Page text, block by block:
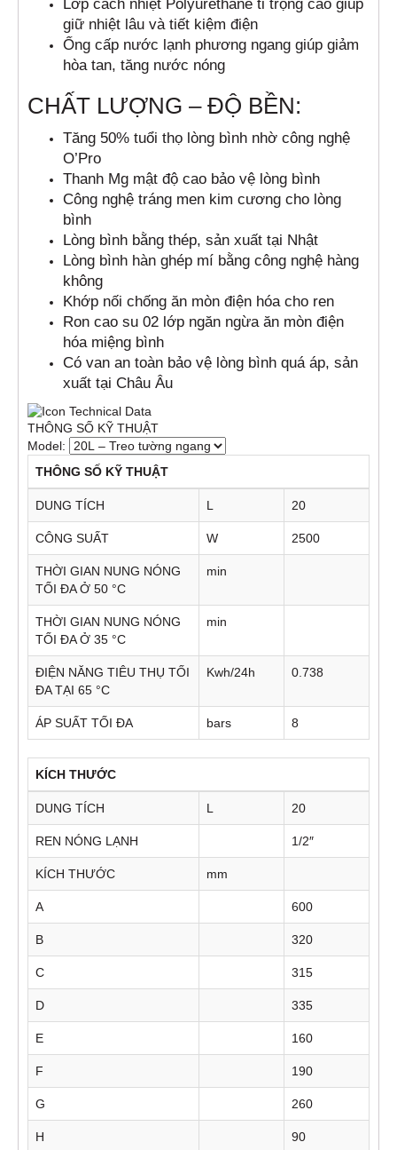
Lớp cách nhiệt Polyurethane tỉ trọng cao giúp
giữ nhiệt lâu và tiết kiệm điện
Ống cấp nước lạnh phương ngang giúp giảm
hòa tan, tăng nước nóng
CHẤT LƯỢNG – ĐỘ BỀN:
Tăng 50% tuổi thọ lòng bình nhờ công nghệ
O’Pro
Thanh Mg mật độ cao bảo vệ lòng bình
Công nghệ tráng men kim cương cho lòng
bình
Lòng bình bằng thép, sản xuất tại Nhật
Lòng bình hàn ghép mí bằng công nghệ hàng
không
Khớp nối chống ăn mòn điện hóa cho ren
Ron cao su 02 lớp ngăn ngừa ăn mòn điện
hóa miệng bình
Có van an toàn bảo vệ lòng bình quá áp, sản
xuất tại Châu Âu
THÔNG SỐ KỸ THUẬT
Model:
THÔNG SỐ KỸ THUẬT
DUNG TÍCH L 20
CÔNG SUẤT W 2500
THỜI GIAN NUNG NÓNG
TỐI ĐA Ở 50 °C
min
THỜI GIAN NUNG NÓNG
TỐI ĐA Ở 35 °C
min
ĐIỆN NĂNG TIÊU THỤ TỐI
ĐA TẠI 65 °C
Kwh/24h 0.738
ÁP SUẤT TỐI ĐA bars 8
KÍCH THƯỚC
DUNG TÍCH L 20
REN NÓNG LẠNH 1/2″
KÍCH THƯỚC mm
A 600
B 320
C 315
D 335
E 160
F 190
G 260
H 90